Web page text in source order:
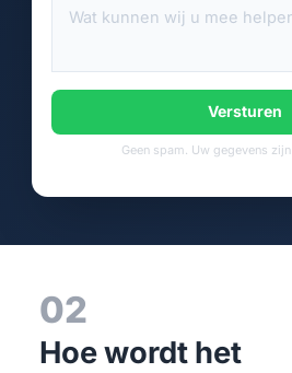
Versturen
Geen spam. Uw gegevens
02
Hoe wordt het